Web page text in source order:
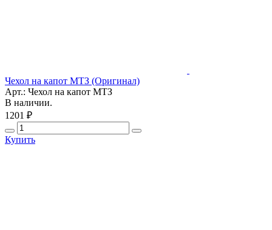
Чехол на капот МТЗ (Оригинал)
Арт.: Чехол на капот МТЗ
В наличии.
1201 ₽
Купить